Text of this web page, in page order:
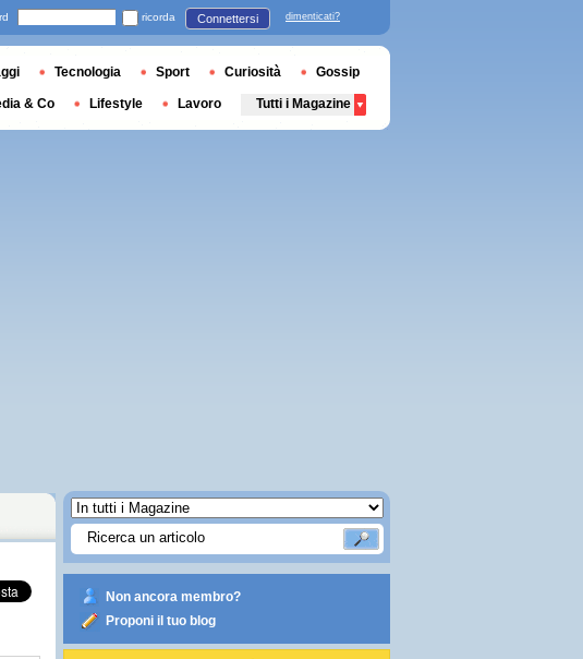
Non ancora membro?
Proponi il tuo blog
ricorda Connettersi dimenticati?
Tecnologia Sport Curiosità Gossip
& Co Lifestyle Lavoro Tutti i Magazine